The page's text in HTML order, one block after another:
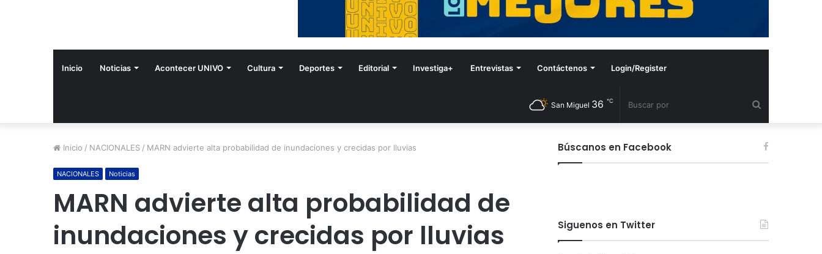
Inicio Noticias Acontecer UNIVO Cultura Deportes Editorial Investiga+ Entrevistas Contáctenos Login/Register
por
San Miguel 36 ℃
Inicio / NACIONALES / MARN advierte alta probabilidad de inundaciones y crecidas por lluvias
NACIONALES Noticias
MARN advierte alta probabilidad de
inundaciones y crecidas por lluvias
Búscanos en Facebook
Siguenos en Twitter